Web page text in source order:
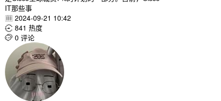
IT那些事
 2024-09-21 10:42
 841 热度
 0 评论